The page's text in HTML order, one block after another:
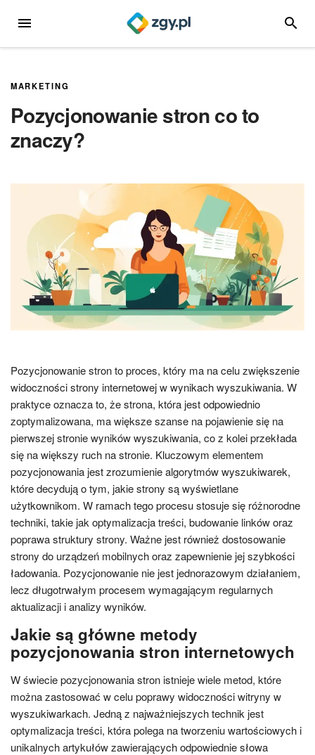
MENU
MARKETING
Pozycjonowanie stron co to
znaczy?
Pozycjonowanie stron to proces, który ma na celu zwiększenie
widoczności strony internetowej w wynikach wyszukiwania. W
praktyce oznacza to, że strona, która jest odpowiednio
zoptymalizowana, ma większe szanse na pojawienie się na
pierwszej stronie wyników wyszukiwania, co z kolei przekłada
się na większy ruch na stronie. Kluczowym elementem
pozycjonowania jest zrozumienie algorytmów wyszukiwarek,
które decydują o tym, jakie strony są wyświetlane
użytkownikom. W ramach tego procesu stosuje się różnorodne
techniki, takie jak optymalizacja treści, budowanie linków oraz
poprawa struktury strony. Ważne jest również dostosowanie
strony do urządzeń mobilnych oraz zapewnienie jej szybkości
ładowania. Pozycjonowanie nie jest jednorazowym działaniem,
lecz długotrwałym procesem wymagającym regularnych
aktualizacji i analizy wyników.
Jakie są główne metody
pozycjonowania stron internetowych
W świecie pozycjonowania stron istnieje wiele metod, które
można zastosować w celu poprawy widoczności witryny w
wyszukiwarkach. Jedną z najważniejszych technik jest
optymalizacja treści, która polega na tworzeniu wartościowych i
unikalnych artykułów zawierających odpowiednie słowa